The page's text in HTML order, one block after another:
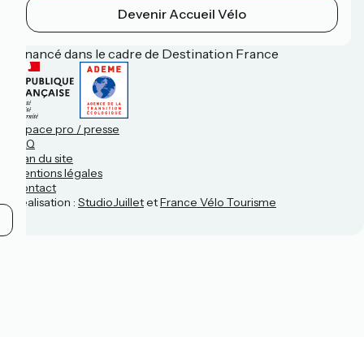
Devenir Accueil Vélo
Financé dans le cadre de Destination France
Espace pro / presse
FAQ
Plan du site
Mentions légales
Contact
Réalisation : StudioJuilletetFrance Vélo Tourisme